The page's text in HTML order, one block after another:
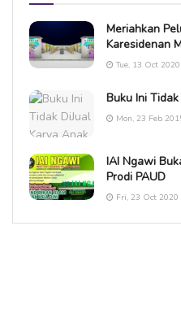
Meriahkan
Karesidenan
Tue, 13 Oct 2020
Buku Ini
Mon, 23 Feb
IAI Ngawi
Prodi PAUD
Fri, 23 Oct 2020